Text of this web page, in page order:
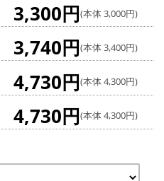
3,300円(本体 3,000円)
3,740円(本体 3,400円)
4,730円(本体 4,300円)
4,730円(本体 4,300円)